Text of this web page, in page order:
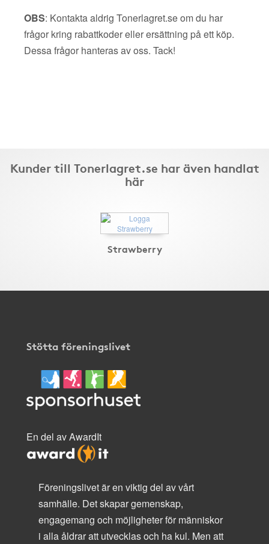
OBS: Kontakta aldrig Tonerlagret.se om du har
frågor kring rabattkoder eller ersättning på ett köp.
Dessa frågor hanteras av oss. Tack!
Kunder till Tonerlagret.se har även handlat
här
Strawberry
Stötta föreningslivet
En del av AwardIt
Föreningslivet är en viktig del av vårt
samhälle. Det skapar gemenskap,
engagemang och möjligheter för människor
i alla åldrar att utvecklas och ha kul. Men att